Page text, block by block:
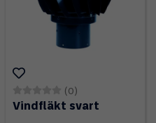
(0)
Vindfläkt svart